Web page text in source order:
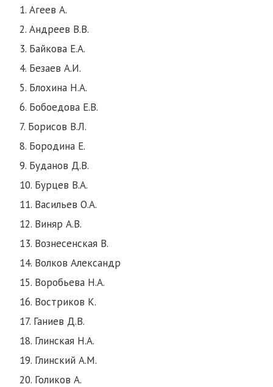
1. Агеев А.
2. Андреев В.В.
3. Байкова Е.А.
4. Безаев А.И.
5. Блохина Н.А.
6. Бобоедова Е.В.
7. Борисов В.Л.
8. Бородина Е.
9. Буданов Д.В.
10. Бурцев В.А.
11. Васильев О.А.
12. Виняр А.В.
13. Вознесенская В.
14. Волков Александр
15. Воробьева Н.А.
16. Востриков К.
17. Ганиев Д.В.
18. Глинская Н.А.
19. Глинский А.М.
20. Голиков А.